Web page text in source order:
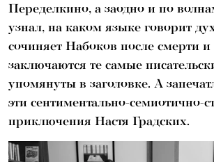
Переделкино, а заодно и по
узнал, на каком языке говорит
сочиняет Набоков после смерти
заключаются те самые
упомянуты в заголовке. А
эти сентиментально-семиотично-
приключения Настя Градских.